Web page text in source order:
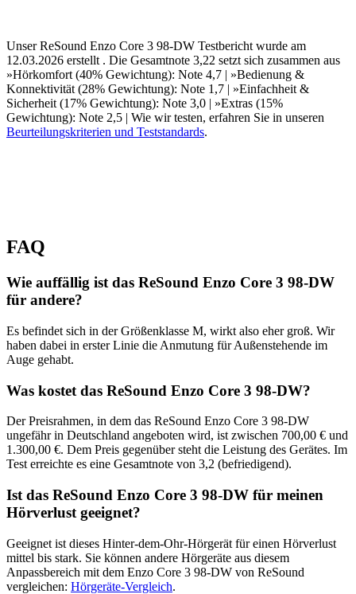
Unser ReSound Enzo Core 3 98-DW Testbericht wurde am
12.03.2026 erstellt . Die Gesamtnote 3,22 setzt sich zusammen aus
»Hörkomfort (40% Gewichtung): Note 4,7 | »Bedienung &
Konnektivität (28% Gewichtung): Note 1,7 | »Einfachheit &
Sicherheit (17% Gewichtung): Note 3,0 | »Extras (15%
Gewichtung): Note 2,5 | Wie wir testen, erfahren Sie in unseren
Beurteilungskriterien und Teststandards.
FAQ
Wie auffällig ist das ReSound Enzo Core 3 98-DW
für andere?
Es befindet sich in der Größenklasse M, wirkt also eher groß. Wir
haben dabei in erster Linie die Anmutung für Außenstehende im
Auge gehabt.
Was kostet das ReSound Enzo Core 3 98-DW?
Der Preisrahmen, in dem das ReSound Enzo Core 3 98-DW
ungefähr in Deutschland angeboten wird, ist zwischen 700,00 € und
1.300,00 €. Dem Preis gegenüber steht die Leistung des Gerätes. Im
Test erreichte es eine Gesamtnote von 3,2 (befriedigend).
Ist das ReSound Enzo Core 3 98-DW für meinen
Hörverlust geeignet?
Geeignet ist dieses Hinter-dem-Ohr-Hörgerät für einen Hörverlust
mittel bis stark. Sie können andere Hörgeräte aus diesem
Anpassbereich mit dem Enzo Core 3 98-DW von ReSound
vergleichen: Hörgeräte-Vergleich.